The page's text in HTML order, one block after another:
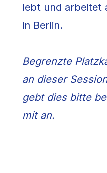
lebt und arbeitet
in Berlin.
Begrenzte
an dieser
gebt dies bitte
mit an.